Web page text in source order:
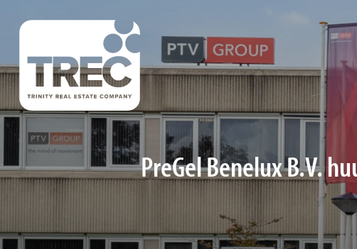
PreGel Benelux B.V.